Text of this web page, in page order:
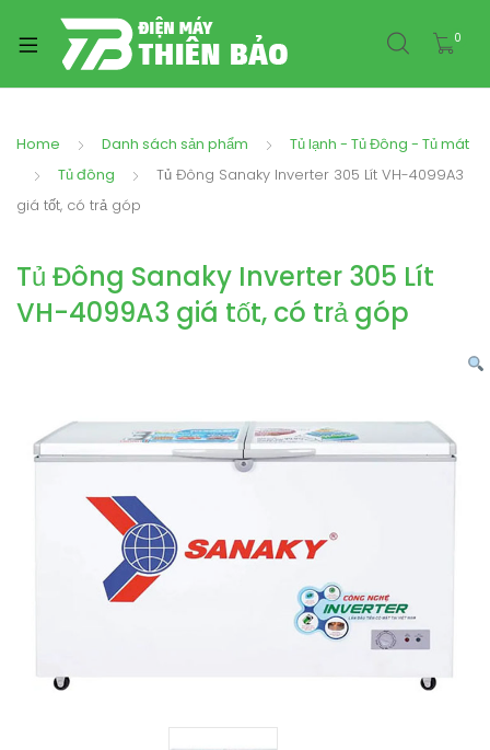
0
Home Danh sách sản phẩm
Tủ lạnh - Tủ Đông - Tủ mát
Tủ đông
Tủ Đông Sanaky Inverter 305 Lít VH-4099A3
giá tốt, có trả góp
Tủ Đông Sanaky Inverter 305 Lít
VH-4099A3 giá tốt, có trả góp